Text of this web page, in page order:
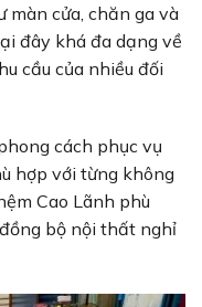
cửa, chăn ga và
đây khá đa dạng về
cầu của nhiều đối
cách phục vụ
hợp với từng không
Cao Lãnh phù
bộ nội thất nghỉ